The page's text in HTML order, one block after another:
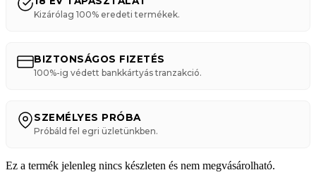
Kizárólag 100% eredeti termékek.
BIZTONSÁGOS FIZETÉS
100%-ig védett bankkártyás tranzakció.
SZEMÉLYES PRÓBA
Próbáld fel egri üzletünkben.
Ez a termék jelenleg nincs készleten és nem megvásárolható.